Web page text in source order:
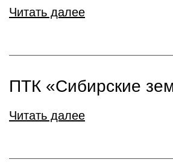
Читать далее
ПТК «Сибирские
Читать далее